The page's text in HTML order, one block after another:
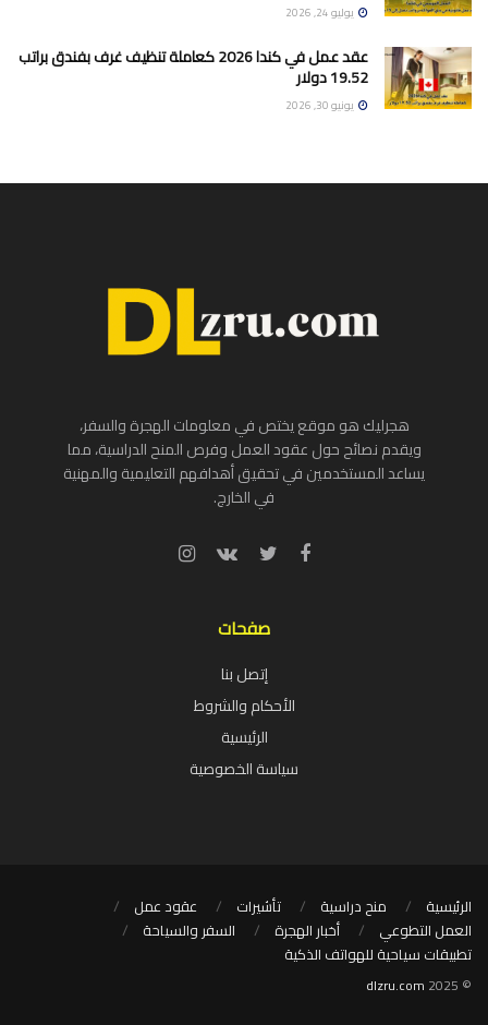
يوليو 24, 2026
عقد عمل في كندا 2026 كعاملة تنظيف غرف بفندق براتب
19.52 دولار
يونيو 30, 2026
هجرليك هو موقع يختص في معلومات الهجرة والسفر،
ويقدم نصائح حول عقود العمل وفرص المنح الدراسية، مما
يساعد المستخدمين في تحقيق أهدافهم التعليمية والمهنية
في الخارج.
صفحات
إتصل بنا
الأحكام والشروط
الرئيسية
سياسة الخصوصية
الرئيسية منح دراسية تأشيرات
عقود عمل
العمل التطوعي
أخبار الهجرة
السفر والسياحة
تطبيقات سياحية للهواتف الذكية
© 2025
dlzru.com